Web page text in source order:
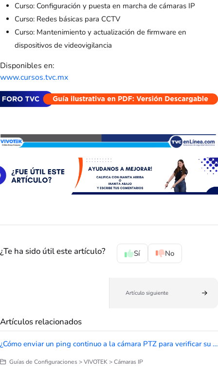
Curso: Configuración y puesta en marcha de cámaras IP
Curso: Redes básicas para CCTV
Curso: Mantenimiento y actualización de firmware en
dispositivos de videovigilancia
Disponibles en:
www.cursos.tvc.mx
¿Te ha sido útil este artículo? Sí No
Artículo siguiente
Artículos relacionados
¿Cómo enviar un ping continuo a la cámara PTZ para verificar su estabilidad de conexión?
Guías de Configuraciones > VIVOTEK > Cámaras IP